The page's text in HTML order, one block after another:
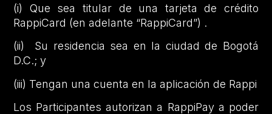
(i) Que sea titular de una tarjeta de crédito
RappiCard (en adelante “RappiCard”) .
(ii) Su residencia sea en la ciudad de Bogotá
D.C.; y
(iii) Tengan una cuenta en la aplicación de Rappi
Los Participantes autorizan a RappiPay a poder